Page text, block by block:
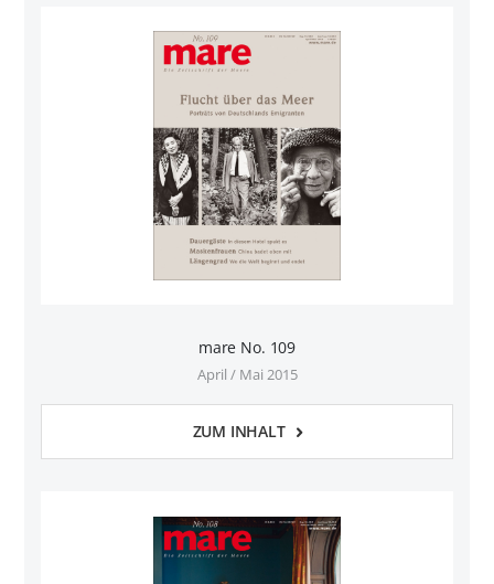
mare No. 109
April / Mai 2015
ZUM INHALT